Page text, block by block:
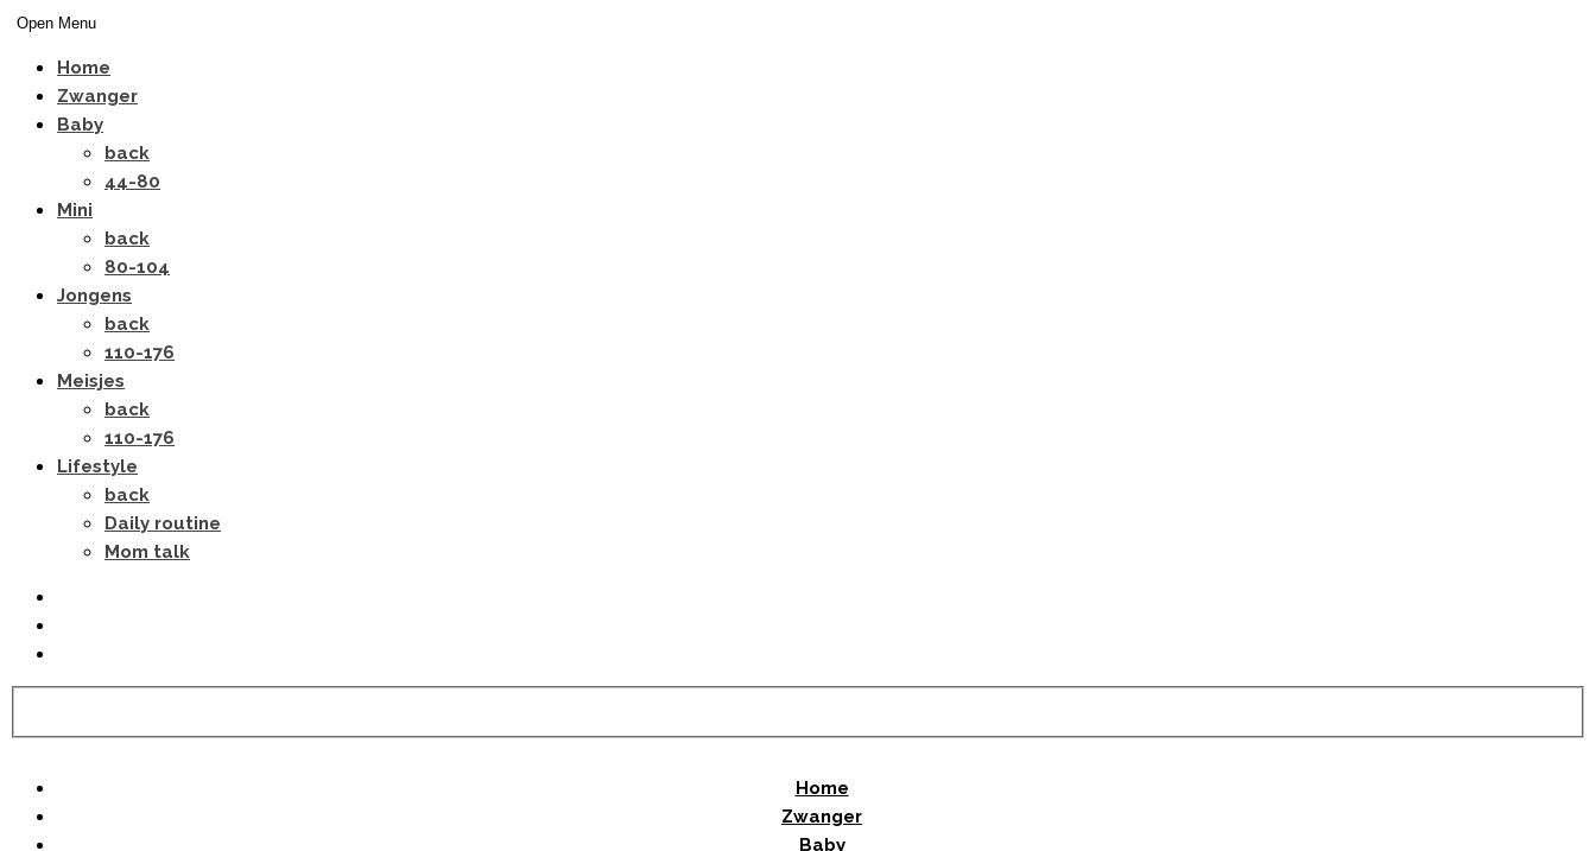
Open Menu
Home
Zwanger
Baby
back
44-80
Mini
back
80-104
Jongens
back
110-176
Meisjes
back
110-176
Lifestyle
back
Daily routine
Mom talk
Home
Zwanger
Baby